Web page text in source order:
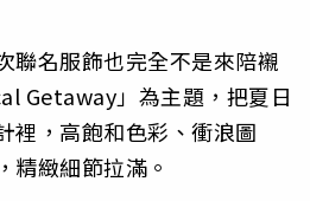
聯名服飾也完全不是來陪襯
Getaway」為主題，把夏日
裡，高飽和色彩、衝浪圖
精緻細節拉滿。